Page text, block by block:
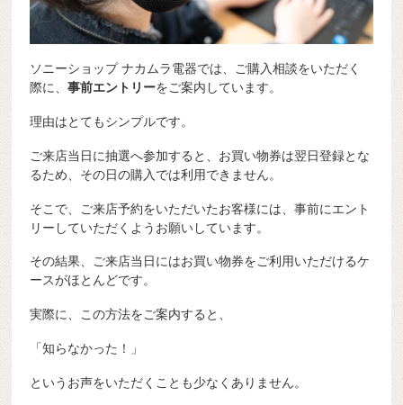
ソニーショップ ナカムラ電器では、ご購入相談をいただく
際に、事前エントリーをご案内しています。
理由はとてもシンプルです。
ご来店当日に抽選へ参加すると、お買い物券は翌日登録とな
るため、その日の購入では利用できません。
そこで、ご来店予約をいただいたお客様には、事前にエント
リーしていただくようお願いしています。
その結果、ご来店当日にはお買い物券をご利用いただけるケ
ースがほとんどです。
実際に、この方法をご案内すると、
「知らなかった！」
というお声をいただくことも少なくありません。